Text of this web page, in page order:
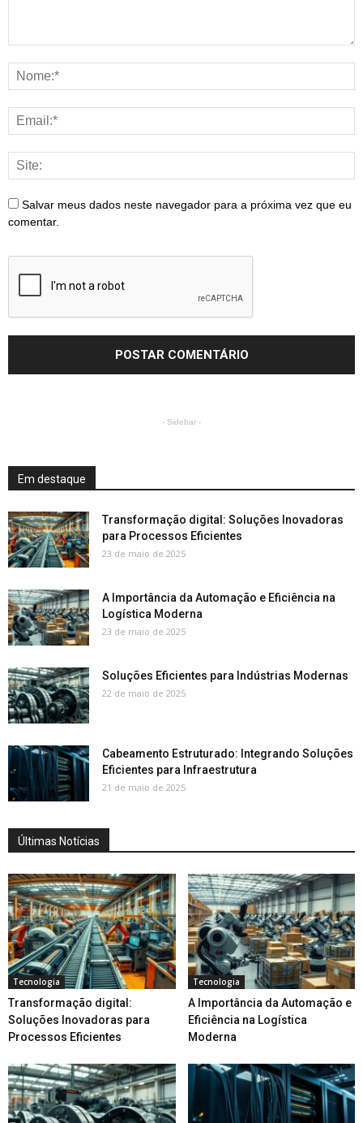
Salvar meus dados neste navegador para a próxima vez que eu
comentar.
- Sidebar -
Em destaque
Transformação digital: Soluções Inovadoras
para Processos Eficientes
23 de maio de 2025
A Importância da Automação e Eficiência na
Logística Moderna
23 de maio de 2025
Soluções Eficientes para Indústrias Modernas
22 de maio de 2025
Cabeamento Estruturado: Integrando Soluções
Eficientes para Infraestrutura
21 de maio de 2025
Últimas Notícias
Tecnologia
Transformação digital:
Soluções Inovadoras para
Processos Eficientes
Tecnologia
A Importância da Automação e
Eficiência na Logística
Moderna